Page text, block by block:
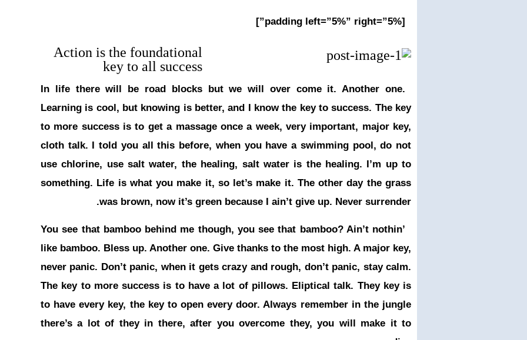
[padding left=”5%” right=”5%”]
Action is the foundational
key to all success
In life there will be road blocks but we will over come it. Another one.
Learning is cool, but knowing is better, and I know the key to success. The key
to more success is to get a massage once a week, very important, major key,
cloth talk. I told you all this before, when you have a swimming pool, do not
use chlorine, use salt water, the healing, salt water is the healing. I’m up to
something. Life is what you make it, so let’s make it. The other day the grass
was brown, now it’s green because I ain’t give up. Never surrender.
You see that bamboo behind me though, you see that bamboo? Ain’t nothin’
like bamboo. Bless up. Another one. Give thanks to the most high. A major key,
never panic. Don’t panic, when it gets crazy and rough, don’t panic, stay calm.
The key to more success is to have a lot of pillows. Eliptical talk. They key is
to have every key, the key to open every door. Always remember in the jungle
there’s a lot of they in there, after you overcome they, you will make it to